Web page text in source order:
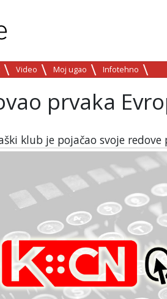
Video Moj ugao Infotehno
prvaka
klub je pojačao svoje